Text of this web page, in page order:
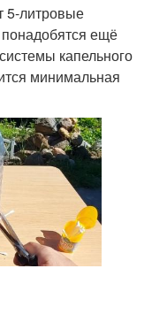
5-литровые
ещё
капельного
минимальная